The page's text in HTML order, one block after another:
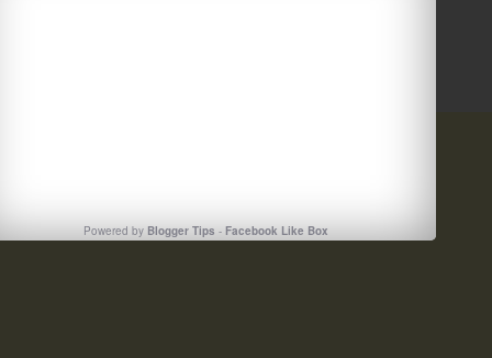
Powered by Blogger Tips - Facebook Like Box